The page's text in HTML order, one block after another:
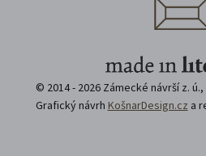
© 2014 - 2026 Zámecké návrší z.
Grafický návrh KošnarDesign.cz a